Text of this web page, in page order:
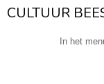
CULTUUR
In het